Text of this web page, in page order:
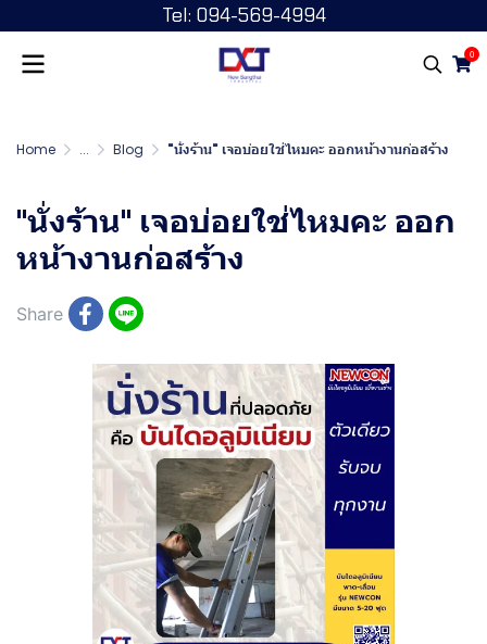
Tel: 094-569-4994
0
Home ... Blog "นั่งร้าน" เจอบ่อยใช่ไหมคะ ออกหน้างานก่อสร้าง
"นั่งร้าน" เจอบ่อยใช่ไหมคะ ออก
หน้างานก่อสร้าง
Share